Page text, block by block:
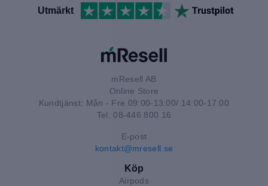
Utmärkt
mResell AB
Online Store
Kundtjänst: Mån - Fre 09:00-13:00/ 14:00-17:00
Tel: 08-446 800 16
E-post
kontakt@mresell.se
Köp
Airpods